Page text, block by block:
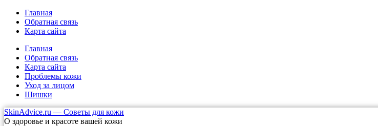
Главная
Обратная связь
Карта сайта
Главная
Обратная связь
Карта сайта
Проблемы кожи
Уход за лицом
Шишки
SkinAdvice.ru — Советы для кожи
О здоровье и красоте вашей кожи